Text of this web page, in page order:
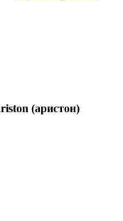
(аристон)